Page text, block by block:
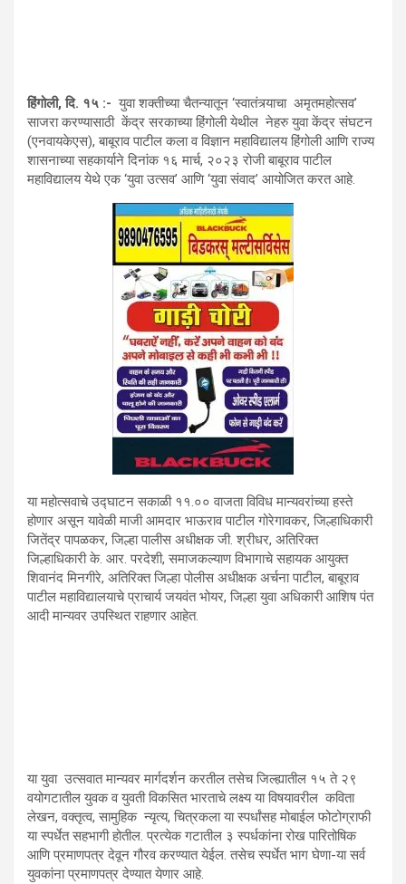
हिंगोली, दि. १५ :- युवा शक्तीच्या चैतन्यातून ‘स्वातंत्र्याचा अमृतमहोत्सव’
साजरा करण्यासाठी केंद्र सरकाच्या हिंगोली येथील नेहरु युवा केंद्र संघटन
(एनवायकेएस), बाबूराव पाटील कला व विज्ञान महाविद्यालय हिंगोली आणि राज्य
शासनाच्या सहकार्याने दिनांक १६ मार्च, २०२३ रोजी बाबूराव पाटील
महाविद्यालय येथे एक ‘युवा उत्सव’ आणि ‘युवा संवाद’ आयोजित करत आहे.
या महोत्सवाचे उद्घाटन सकाळी ११.०० वाजता विविध मान्यवरांच्या हस्ते
होणार असून यावेळी माजी आमदार भाऊराव पाटील गोरेगावकर, जिल्हाधिकारी
जितेंद्र पापळकर, जिल्हा पालीस अधीक्षक जी. श्रीधर, अतिरिक्त
जिल्हाधिकारी के. आर. परदेशी, समाजकल्याण विभागाचे सहायक आयुक्त
शिवानंद मिनगीरे, अतिरिक्त जिल्हा पोलीस अधीक्षक अर्चना पाटील, बाबूराव
पाटील महाविद्यालयाचे प्राचार्य जयवंत भोयर, जिल्हा युवा अधिकारी आशिष पंत
आदी मान्यवर उपस्थित राहणार आहेत.
या युवा उत्सवात मान्यवर मार्गदर्शन करतील तसेच जिल्ह्यातील १५ ते २९
वयोगटातील युवक व युवती विकसित भारताचे लक्ष्य या विषयावरील कविता
लेखन, वक्तृत्व, सामुहिक न्यृत्य, चित्रकला या स्पर्धांसह मोबाईल फोटोग्राफी
या स्पर्धेत सहभागी होतील. प्रत्येक गटातील ३ स्पर्धकांना रोख पारितोषिक
आणि प्रमाणपत्र देवून गौरव करण्यात येईल. तसेच स्पर्धेत भाग घेणा-या सर्व
युवकांना प्रमाणपत्र देण्यात येणार आहे.